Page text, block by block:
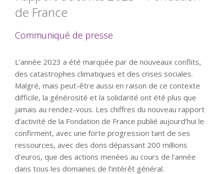
de France
Communiqué de presse
L’année 2023 a été marquée par de nouveaux conflits,
des catastrophes climatiques et des crises sociales.
Malgré, mais peut-être aussi en raison de ce contexte
difficile, la générosité et la solidarité ont été plus que
jamais au rendez-vous. Les chiffres du nouveau rapport
d’activité de la Fondation de France publié aujourd’hui le
confirment, avec une forte progression tant de ses
ressources, avec des dons dépassant 200 millions
d’euros, que des actions menées au cours de l’année
dans tous les domaines de l’intérêt général.